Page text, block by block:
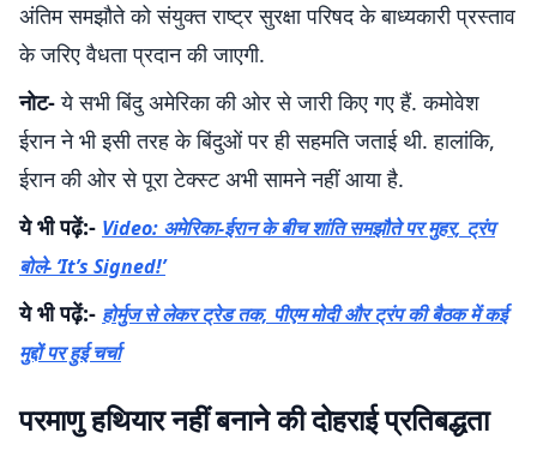
अंतिम समझौते को संयुक्त राष्ट्र सुरक्षा परिषद के बाध्यकारी प्रस्ताव
के जरिए वैधता प्रदान की जाएगी.
नोट-ये सभी बिंदु अमेरिका की ओर से जारी किए गए हैं. कमोवेश
ईरान ने भी इसी तरह के बिंदुओं पर ही सहमति जताई थी. हालांकि,
ईरान की ओर से पूरा टेक्स्ट अभी सामने नहीं आया है.
ये भी पढ़ें:- Video: अमेरिका-ईरान के बीच शांति समझौते पर मुहर, ट्रंप
बोले- ‘It’s Signed!’
ये भी पढ़ें:- होर्मुज से लेकर ट्रेड तक, पीएम मोदी और ट्रंप की बैठक में कई
मुद्दों पर हुई चर्चा
परमाणु हथियार नहीं बनाने की दोहराई प्रतिबद्धता